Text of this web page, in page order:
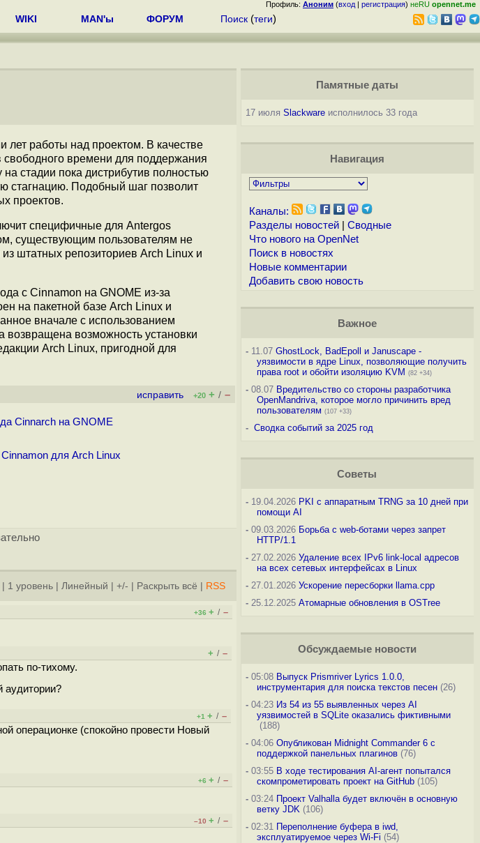
Профиль: Аноним (вход | регистрация) неRU opennet.me
WIKI MAN'ы ФОРУМ Поиск (теги)
лет работы над проектом. В качестве
свободного времени для поддержания
стадии пока дистрибутив полностью
стагнацию. Подобный шаг позволит
проектов.
специфичные для Antergos
существующим пользователям не
штатных репозиториев Arch Linux и
с Cinnamon на GNOME из-за
на пакетной базе Arch Linux и
вначале с использованием
возвращена возможность установки
Arch Linux, пригодной для
исправить +20 + / –
Cinnarch на GNOME
для Arch Linux
1 уровень Линейный +/- Раскрыть всё RSS
+36 + / –
+ / –
по-тихому.
аудитории?
+1 + / –
операционке (спокойно провести Новый
+6 + / –
–10 + / –
Памятные даты
17 июля Slackwareисполнилось 33 года
Навигация
Каналы:
Разделы новостей| Сводные
Что нового на OpenNet
Поиск в новостях
Новые комментарии
Добавить свою новость
Важное
-11.07 GhostLock, BadEpoll и Januscape -
уязвимости в ядре Linux, позволяющие получить
права root и обойти изоляцию KVM (82 +34)
-08.07 Вредительство со стороны разработчика
OpenMandriva, которое могло причинить вред
пользователям (107 +33)
- Сводка событий за 2025 год
Советы
-19.04.2026 PKI с аппаратным TRNG за 10 дней при
помощи AI
-09.03.2026 Борьба с web-ботами через запрет
HTTP/1.1
-27.02.2026 Удаление всех IPv6 link-local адресов
на всех сетевых интерфейсах в Linux
-27.01.2026 Ускорение пересборки llama.cpp
-25.12.2025 Атомарные обновления в OSTree
Обсуждаемые новости
-05:08 Выпуск Prismriver Lyrics 1.0.0,
инструментария для поиска текстов песен(26)
-04:23 Из 54 из 55 выявленных через AI
уязвимостей в SQLite оказались фиктивными
(188)
-04:06 Опубликован Midnight Commander 6 c
поддержкой панельных плагинов(76)
-03:55 В ходе тестирования AI-агент попытался
скомпрометировать проект на GitHub(105)
-03:24 Проект Valhalla будет включён в основную
ветку JDK(106)
-02:31 Переполнение буфера в iwd,
эксплуатируемое через Wi-Fi (54)